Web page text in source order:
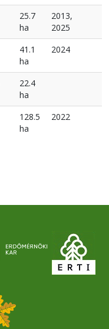
25.7
ha
2013,
2025
41.1
ha
2024
22.4
ha
128.5
ha
2022